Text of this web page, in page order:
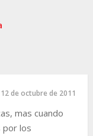
de octubre de 2011
mas cuando
por los